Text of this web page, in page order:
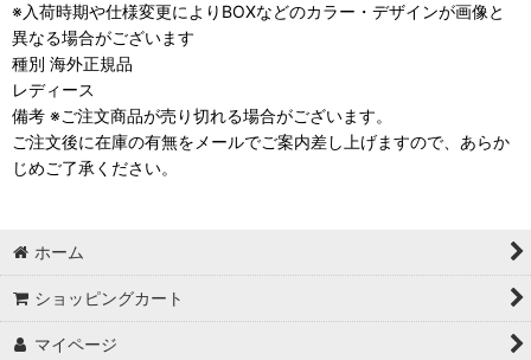
※入荷時期や仕様変更によりBOXなどのカラー・デザインが画像と
異なる場合がございます
種別 海外正規品
レディース
備考 ※ご注文商品が売り切れる場合がございます。
ご注文後に在庫の有無をメールでご案内差し上げますので、あらか
じめご了承ください。
ホーム
ショッピングカート
マイページ